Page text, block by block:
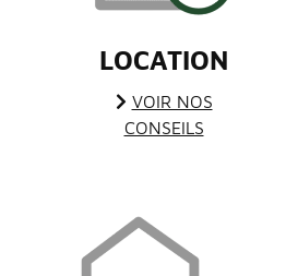
LOCATION
VOIR NOS
CONSEILS